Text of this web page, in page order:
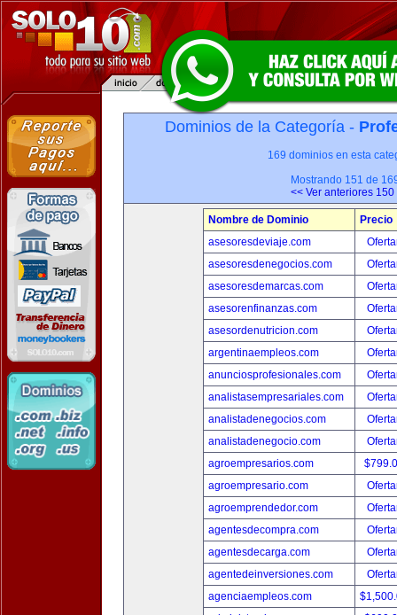
Dominios de la Categoría -
169 dominios en esta
Mostrando 151 de
<< Ver anteriores 150
Nombre de Dominio
Precio
asesoresdeviaje.com
asesoresdenegocios.com
asesoresdemarcas.com
asesorenfinanzas.com
asesordenutricion.com
argentinaempleos.com
anunciosprofesionales.com
analistasempresariales.com
analistadenegocios.com
analistadenegocio.com
agroempresarios.com
agroempresario.com
agroemprendedor.com
agentesdecompra.com
agentesdecarga.com
agentedeinversiones.com
agenciaempleos.com